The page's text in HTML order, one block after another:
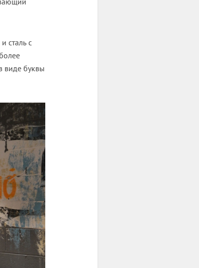
сталь с
виде буквы